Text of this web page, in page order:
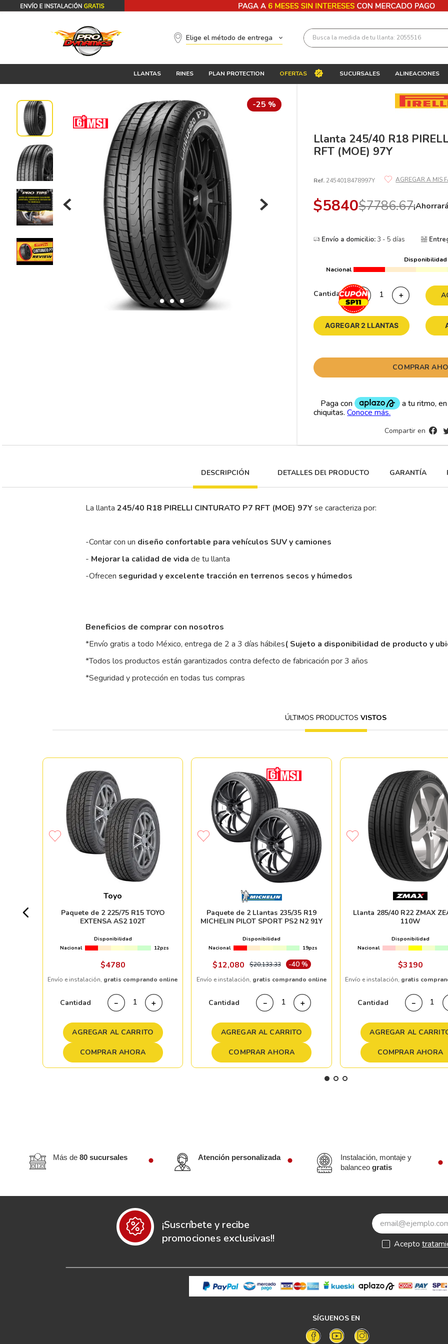
Elige el método de entrega Busca la medida de tu llanta: 2055516
LLANTAS RINES PLAN PROTECTION OFERTAS SUCURSALES ALINEACIONES
-25 %
Llanta 245/40 R18
RFT (MOE) 97Y
Ref. 2454018478997Y
$5840$7786.67
Envío a domicilio:3 - 5 días
Disponibilidad
Nacional
Cantidad ＋
－
AGREGAR 2 LLANTAS
COMPRAR
Compartir en
DESCRIPCIÓN DETALLES DEl PRODUCTO GARANTÍA
La llanta 245/40 R18 PIRELLI CINTURATO P7 RFT (MOE) 97Yse caracteriza por:
-Contar con un diseño confortable para vehículos SUV y camiones
- Mejorar la calidad de vida de tu llanta
-Ofrecen seguridad y excelente tracción en terrenos secos y húmedos
Beneficios de comprar con nosotros
*Envío gratis a todo México, entrega de 2 a 3 días hábiles( Sujeto a disponibilidad de producto y
*Todos los productos están garantizados contra defecto de fabricación por 3 años
*Seguridad y protección en todas tus compras
ÚLTIMOS PRODUCTOSVISTOS
Toyo
Paquete de 2 225/75 R15 TOYO
EXTENSA AS2 102T
Disponibilidad
Nacional
12pzs
$4780
Envío e instalación, gratis comprando online
Cantidad ＋
－
AGREGAR AL CARRITO
COMPRAR AHORA
Paquete de 2 Llantas 235/35 R19
MICHELIN PILOT SPORT PS2 N2 91Y
Disponibilidad
Nacional
19pzs
$12,080 $20,133.33 -40 %
Envío e instalación, gratis comprando online
Cantidad ＋
－
AGREGAR AL CARRITO
COMPRAR AHORA
Llanta 285/40 R22 ZMAX
110W
Disponibilidad
Nacional
$3190
Envío e instalación, gratis
Cantidad －
AGREGAR AL
COMPRAR AHORA
Más de 80 sucursales Atención personalizada
Instalación, montaje y
balanceogratis
¡Suscríbete y recibe
promociones exclusivas!!
Acepto
SÍGUENOS EN
Términos más buscados